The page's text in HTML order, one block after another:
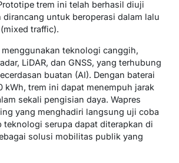
trem ini telah berhasil diuji
dirancang untuk beroperasi dalam lalu
traffic).
teknologi canggih,
LiDAR, dan GNSS, yang terhubung
buatan (AI). Dengan baterai
kWh, trem ini dapat menempuh jarak
sekali pengisian daya. Wapres
yang menghadiri langsung uji coba
teknologi serupa dapat diterapkan di
solusi mobilitas publik yang